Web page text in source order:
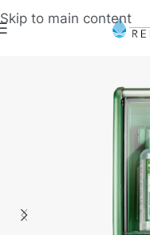
Skip to main content